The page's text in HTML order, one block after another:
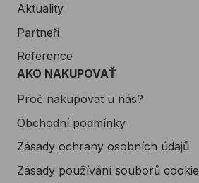
Aktuality
Partneři
Reference
AKO NAKUPOVAŤ
Proč nakupovat u nás?
Obchodní podmínky
Zásady ochrany osobních údajů
Zásady používání souborů cookie